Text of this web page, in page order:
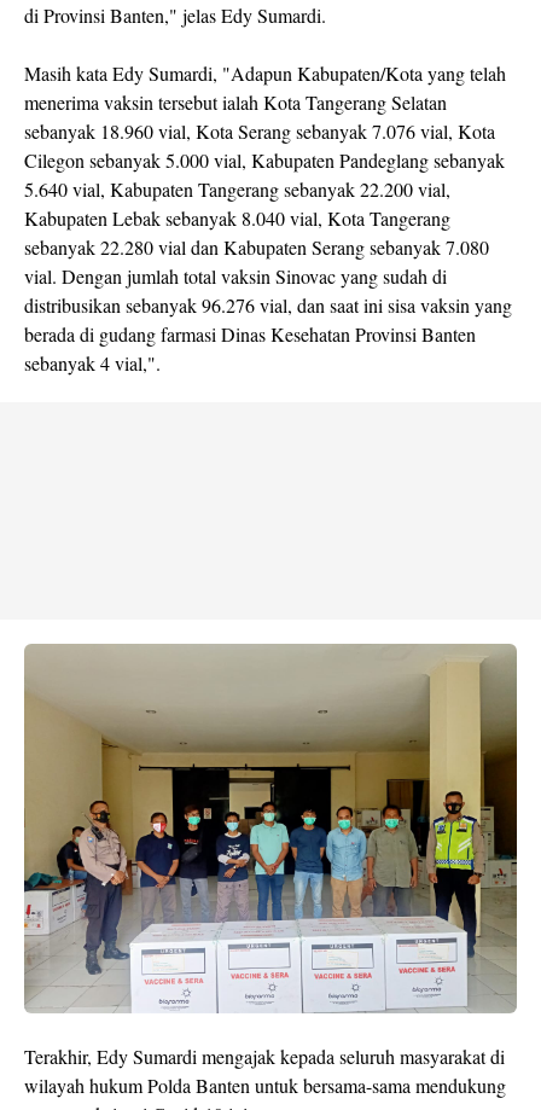
di Provinsi Banten," jelas Edy Sumardi.
Masih kata Edy Sumardi, "Adapun Kabupaten/Kota yang telah
menerima vaksin tersebut ialah Kota Tangerang Selatan
sebanyak 18.960 vial, Kota Serang sebanyak 7.076 vial, Kota
Cilegon sebanyak 5.000 vial, Kabupaten Pandeglang sebanyak
5.640 vial, Kabupaten Tangerang sebanyak 22.200 vial,
Kabupaten Lebak sebanyak 8.040 vial, Kota Tangerang
sebanyak 22.280 vial dan Kabupaten Serang sebanyak 7.080
vial. Dengan jumlah total vaksin Sinovac yang sudah di
distribusikan sebanyak 96.276 vial, dan saat ini sisa vaksin yang
berada di gudang farmasi Dinas Kesehatan Provinsi Banten
sebanyak 4 vial,".
Terakhir, Edy Sumardi mengajak kepada seluruh masyarakat di
wilayah hukum Polda Banten untuk bersama-sama mendukung